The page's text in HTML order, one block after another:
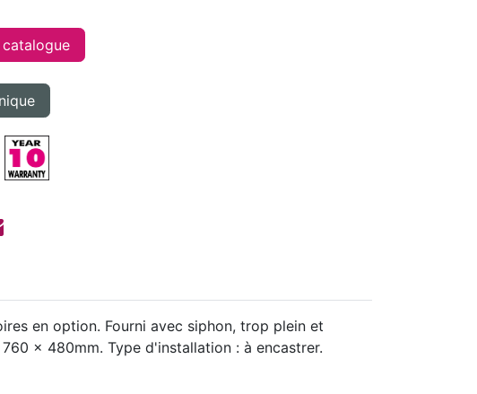
en option. Fourni avec siphon, trop plein et
x 480mm. Type d'installation : à encastrer.